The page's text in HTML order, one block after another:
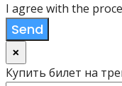
I agree with the
Send
×
Купить билет на